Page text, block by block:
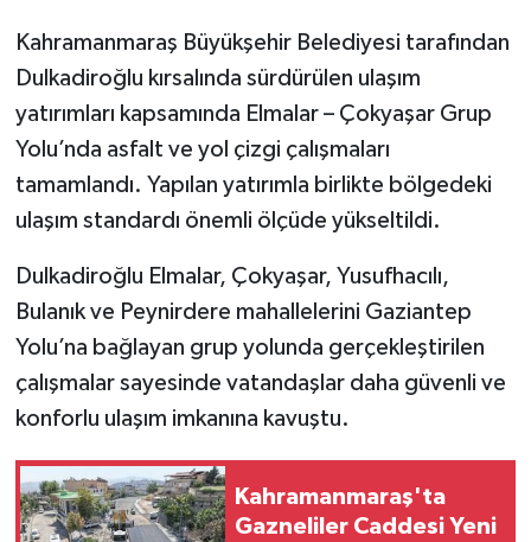
Kahramanmaraş Büyükşehir Belediyesi tarafından
Dulkadiroğlu kırsalında sürdürülen ulaşım
yatırımları kapsamında Elmalar – Çokyaşar Grup
Yolu’nda asfalt ve yol çizgi çalışmaları
tamamlandı. Yapılan yatırımla birlikte bölgedeki
ulaşım standardı önemli ölçüde yükseltildi.
Dulkadiroğlu Elmalar, Çokyaşar, Yusufhacılı,
Bulanık ve Peynirdere mahallelerini Gaziantep
Yolu’na bağlayan grup yolunda gerçekleştirilen
çalışmalar sayesinde vatandaşlar daha güvenli ve
konforlu ulaşım imkanına kavuştu.
Kahramanmaraş'ta
Gazneliler Caddesi Yeni
YEREL YÖNETİM
MEDYA
SEÇİM 2011
ÜÇÜNCÜ SAYFA
Yemek
SEÇİM 2014